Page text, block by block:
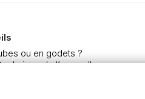
ou en godets ?
de l’aquarelle
pour peinture à l'huile et acrylique